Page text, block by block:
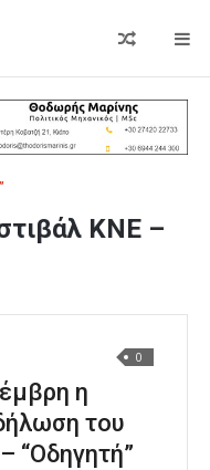
ΚΝΕ –
0
η
του
“Οδηγητή”